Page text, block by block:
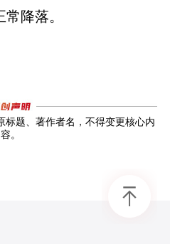
降落。
标题、著作者名，不得变更核心内
容。